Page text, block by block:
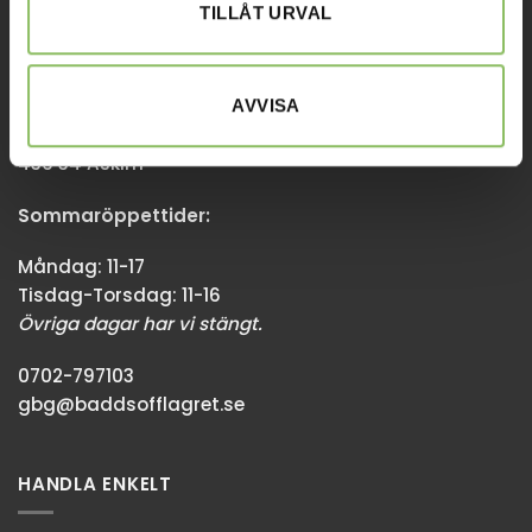
TILLÅT URVAL
AVVISA
GÖTEBORG
436 34 Askim
Sommaröppettider:
Måndag: 11-17
Tisdag-Torsdag: 11-16
Övriga dagar har vi stängt.
0702-797103
gbg@baddsofflagret.se
HANDLA ENKELT